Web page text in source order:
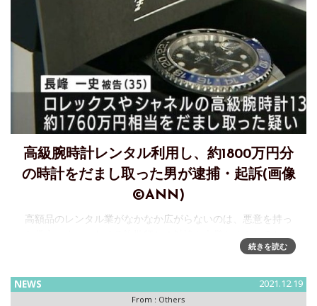
高級腕時計レンタル利用し、約1800万円分
の時計をだまし取った男が逮捕・起訴(画像
©ANN)
高額品のレンタル業がなかなか広がらないのは、悪意を持っ
う点にも大きな要因があると思う。機械式時計の空前のブー
り有望なような気もするが
続きを読む
NEWS 2021.12.19
From : Others